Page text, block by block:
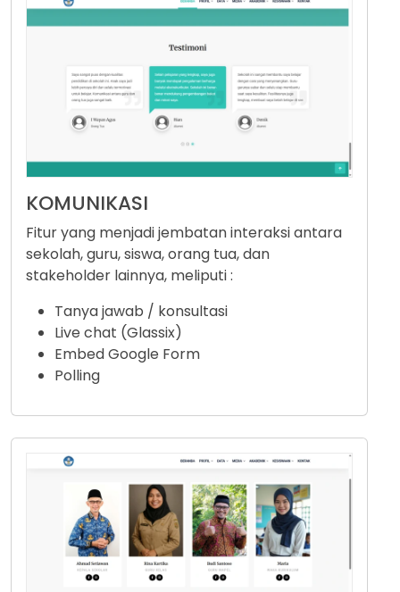
KOMUNIKASI
Fitur yang menjadi jembatan interaksi antara
sekolah, guru, siswa, orang tua, dan
stakeholder lainnya, meliputi :
Tanya jawab / konsultasi
Live chat (Glassix)
Embed Google Form
Polling